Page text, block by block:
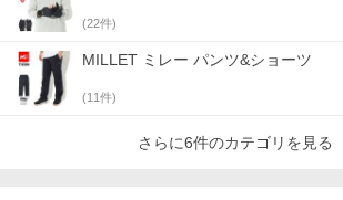
(22件)
MILLET ミレー パンツ&ショーツ
(11件)
さらに6件のカテゴリを見る